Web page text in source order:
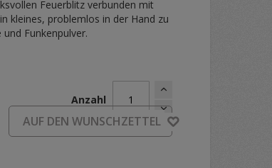
Feuerblitz verbunden mit
kleines, problemlos in der Hand zu
Funkenpulver.
Anzahl
AUF DEN WUNSCHZETTEL